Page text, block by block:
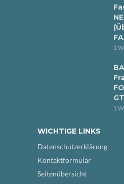
1
1
WICHTIGE LINKS
Datenschutzerklärung
Kontaktformular
Seitenübersicht